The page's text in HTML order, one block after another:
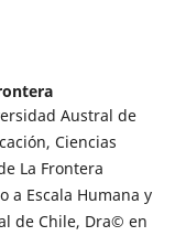
Austral de
Ciencias
La Frontera
a Escala Humana y
de Chile, Dra© en